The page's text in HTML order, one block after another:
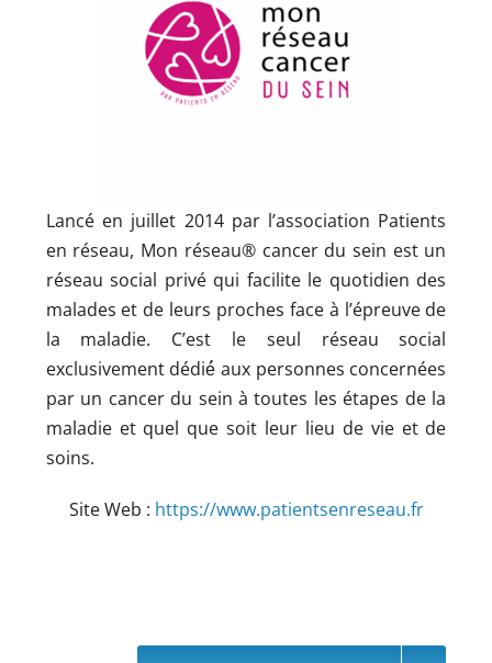
Lancé en juillet 2014 par l’association Patients
en réseau, Mon réseau® cancer du sein est un
réseau social privé qui facilite le quotidien des
malades et de leurs proches face à l’épreuve de
la maladie. C’est le seul réseau social
exclusivement dédié́ aux personnes concernées
par un cancer du sein à toutes les étapes de la
maladie et quel que soit leur lieu de vie et de
soins.
Site Web : https://www.patientsenreseau.fr